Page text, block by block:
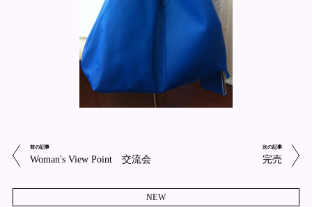
前の記事
Woman's View Point 交流会
次の記事
完売
NEW